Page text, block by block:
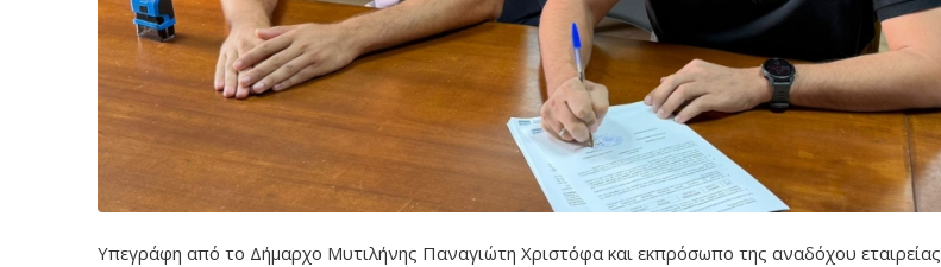
Υπεγράφη από το Δήμαρχο Μυτιλήνης Παναγιώτη Χριστόφα και εκπρόσωπο της αναδόχου εταιρείας